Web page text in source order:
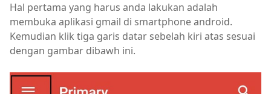
Hal pertama yang harus anda lakukan adalah
membuka aplikasi gmail di smartphone android.
Kemudian klik tiga garis datar sebelah kiri atas sesuai
dengan gambar dibawh ini.